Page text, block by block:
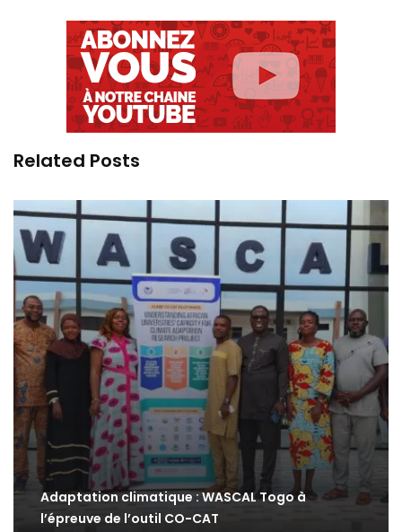
Related Posts
Adaptation climatique : WASCAL Togo à
l’épreuve de l’outil CO-CAT